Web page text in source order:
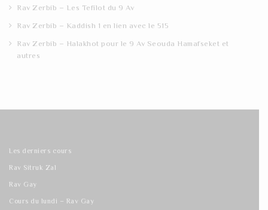
Rav Zerbib – Les Tefilot du 9 Av
Rav Zerbib – Kaddish 1 en lien avec le 515
Rav Zerbib – Halakhot pour le 9 Av Seouda Hamafseket et
autres
Les derniers cours
Rav Sitruk Zal
Rav Gay
Cours du lundi – Rav Gay